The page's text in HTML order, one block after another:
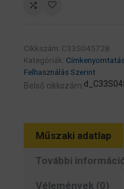
Cikkszám: C33S045728
Kategóriák:
Felhasználás Szerint
Belső cikkszám:
Műszaki adatlap
További
Vélemények (0)